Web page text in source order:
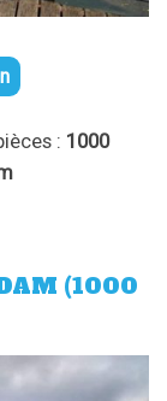
: 1000
(1000